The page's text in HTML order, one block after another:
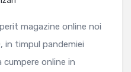
magazine online noi
in timpul pandemiei
cumpere online in